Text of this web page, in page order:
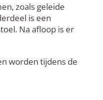
zoals geleide
is een
Na afloop is er
worden tijdens de